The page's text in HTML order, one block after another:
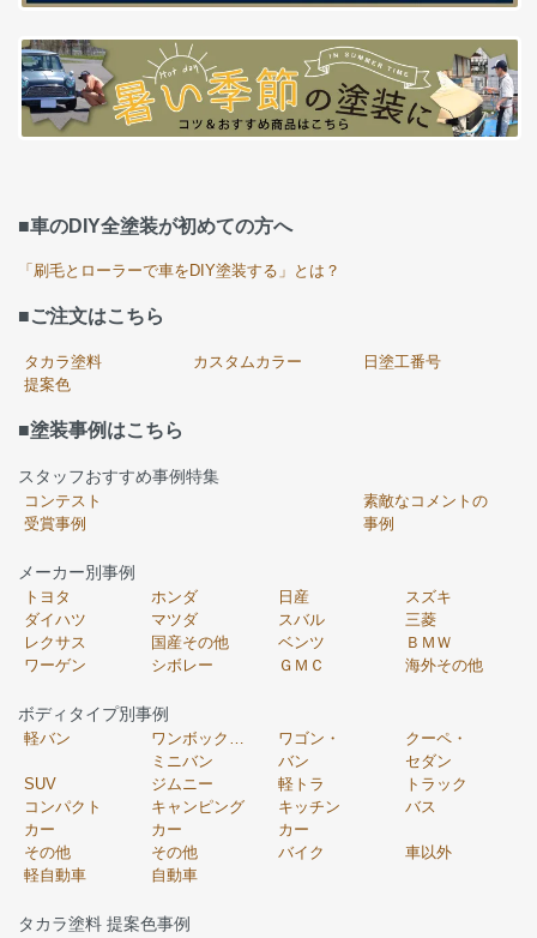
■車のDIY全塗装が初めての方へ
「刷毛とローラーで車をDIY塗装する」とは？
■ご注文はこちら
タカラ塗料
提案色
カスタムカラー 日塗工番号
■塗装事例はこちら
スタッフおすすめ事例特集
コンテスト
受賞事例
素敵なコメントの
事例
メーカー別事例
トヨタ ホンダ 日産
スズキ
ダイハツ
マツダ スバル
三菱
レクサス
国産その他 ベンツ
ＢＭＷ
ワーゲン
シボレー ＧＭＣ 海外その他
ボディタイプ別事例
軽バン
ミニバン
ワゴン・
バン
クーペ・
セダン
SUV
ジムニー 軽トラ
トラック
コンパクト
カー
キャンピング
カー
キッチン
カー
バス
その他
軽自動車
その他
自動車
バイク 車以外
タカラ塗料 提案色事例